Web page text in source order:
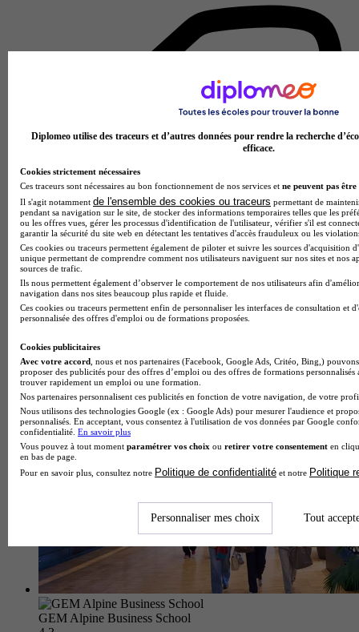
École de gestion et de commerce
GEM Alpine Business School
Diplomeo utilise des traceurs et d’autres données pour rendre la recherche
efficace.
Cookies strictement nécessaires
Ces traceurs sont nécessaires au bon fonctionnement de nos services et ne peuvent pas être
Il s'agit notamment de l'ensemble des cookies ou traceurs permettant de
pendant sa navigation sur le site, de stocker des informations temporaires telles que les
ou les offres vues, gérer les processus d'identification de l'utilisateur, vérifier s'il est
garantir la sécurité du site web en détectant les tentatives d'accès frauduleux ou les
Ces cookies ou traceurs permettent également de piloter et suivre les sources d'acquisition
unique permettant de comprendre comment nos utilisateurs naviguent sur nos sites et nos
sources de trafic.
Ils nous permettent également d’observer le comportement de nos utilisateurs afin
navigation dans nos sites beaucoup plus rapide et fluide.
Ces cookies ou traceurs permettent enfin de personnaliser les interfaces de consultation et
personnalisée des offres d'emploi ou de formations proposées.
Cookies publicitaires
Avec votre accord , nous et nos partenaires (Facebook, Google Ads, Critéo, Bing,)
proposer des publicités pour des offres d’emploi ou des offres de formations
trouver rapidement un emploi ou une formation.
Nos partenaires personnalisent ces publicités en fonction de votre navigation, de votre
Nous utilisons des technologies Google (ex : Google Ads) pour mesurer l'audience et
personnalisés. En acceptant, vous consentez à l'utilisation de vos données par Google
confidentialité. En savoir plus
Vous pouvez à tout moment paramétrer vos choix ou retirer votre consentement en
en bas de page.
Pour en savoir plus, consultez notre Politique de confidentialité et notre Politique
Personnaliser mes choix Tout